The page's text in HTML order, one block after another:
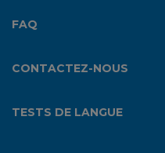
FAQ
CONTACTEZ-NOUS
TESTS DE LANGUE